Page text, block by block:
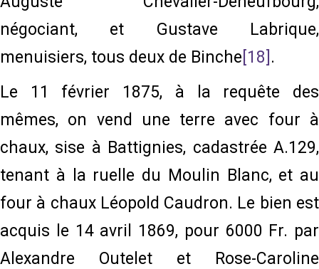
négociant, et Gustave Labrique,
menuisiers, tous deux de Binche [18] .
Le 11 février 1875, à la requête des
mêmes, on vend une terre avec four à
chaux, sise à Battignies, cadastrée A.129,
tenant à la ruelle du Moulin Blanc, et au
four à chaux Léopold Caudron. Le bien est
acquis le 14 avril 1869, pour 6000 Fr. par
Alexandre Outelet et Rose-Caroline